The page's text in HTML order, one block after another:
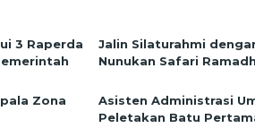
3 Raperda
Jalin Silaturahmi
Nunukan Safari
Zona
Asisten Administrasi
Peletakan Batu